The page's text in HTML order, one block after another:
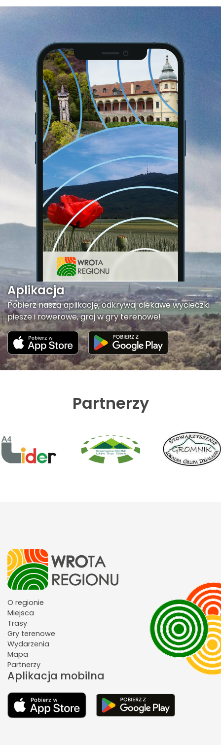
Aplikacja
Pobierz naszą aplikację, odkrywaj ciekawe wycieczki
piesze i rowerowe, graj w gry terenowe!
Partnerzy
O regionie
Miejsca
Trasy
Gry terenowe
Wydarzenia
Mapa
Partnerzy
Aplikacja mobilna